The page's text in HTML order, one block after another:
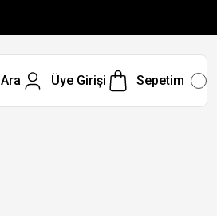
Ara Üye Girişi Sepetim